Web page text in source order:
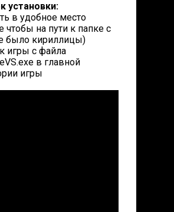
установки:
в удобное место
чтобы на пути к папке с
было кириллицы)
игры с файла
в главной
игры